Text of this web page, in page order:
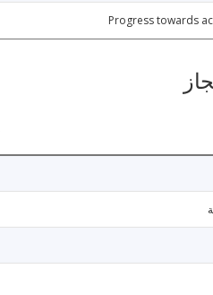
Progress towards